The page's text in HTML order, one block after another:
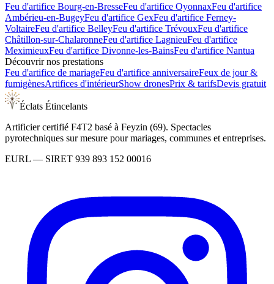
Feu d'artifice Bourg-en-BresseFeu d'artifice OyonnaxFeu d'artifice
Ambérieu-en-BugeyFeu d'artifice GexFeu d'artifice Ferney-
VoltaireFeu d'artifice BelleyFeu d'artifice TrévouxFeu d'artifice
Châtillon-sur-ChalaronneFeu d'artifice LagnieuFeu d'artifice
MeximieuxFeu d'artifice Divonne-les-BainsFeu d'artifice Nantua
Découvrir nos prestations
Feu d'artifice de mariageFeu d'artifice anniversaireFeux de jour &
fumigènesArtifices d'intérieurShow dronesPrix & tarifsDevis gratuit
Éclats Étincelants
Artificier certifié F4T2 basé à Feyzin (69). Spectacles
pyrotechniques sur mesure pour mariages, communes et entreprises.
EURL — SIRET 939 893 152 00016